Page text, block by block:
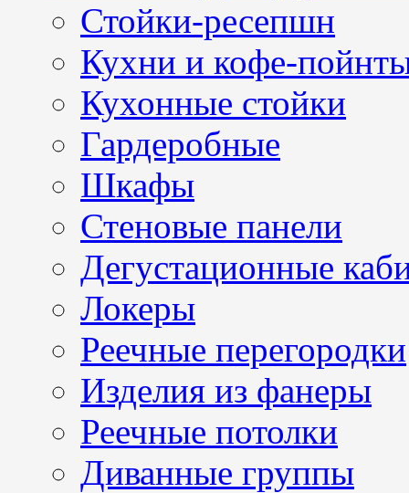
Стойки-ресепшн
Кухни и кофе-
Кухонные стойки
Гардеробные
Шкафы
Стеновые панели
Дегустационные
Локеры
Реечные перегородки
Изделия из фанеры
Реечные потолки
Диванные группы